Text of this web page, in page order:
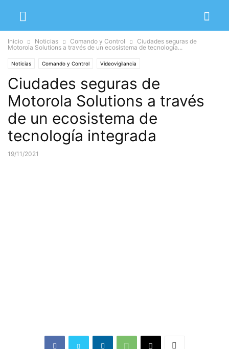
Inicio Noticias Comando y Control
Ciudades seguras de
Motorola Solutions a través de un ecosistema de tecnología...
Noticias Comando y Control Videovigilancia
Ciudades seguras de
Motorola Solutions a través
de un ecosistema de
tecnología integrada
19/11/2021